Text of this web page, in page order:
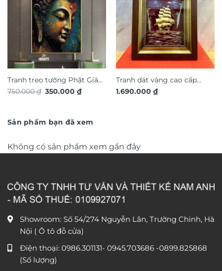
Tranh treo tường Phật Giáo
TG4929S
750.000₫ Giá
350.000₫Giá
Tranh dát vàng cao cấp
thuận buồm xuôi gió TDV19
1.690.000 ₫
Sản phẩm bạn đã xem
Không có sản phẩm xem gần đây
Showroom: Số 54/274 Nguyễn Lân, Trường Chinh, Hà
Nội ( Ô tô đỗ cửa)
Điện thoại: 0986.301131- 0945.703686 -0899.825868
(Số lượng)